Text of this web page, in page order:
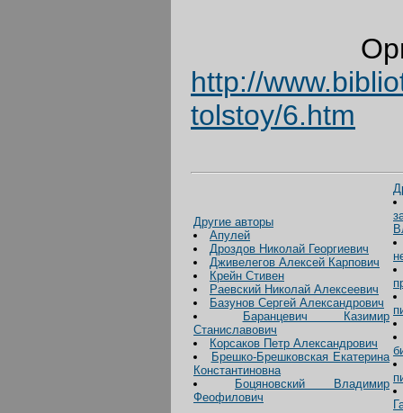
http://
tolstoy/6.htm
Другие авторы
Апулей
Дроздов Николай Георгиевич
Дживелегов Алексей Карпович
Крейн Стивен
Раевский Николай Алексеевич
Базунов Сергей Александрович
Баранцевич Казимир
Станиславович
Корсаков Петр Александрович
Брешко-Брешковская Екатерина
Константиновна
Боцяновский Владимир
Феофилович